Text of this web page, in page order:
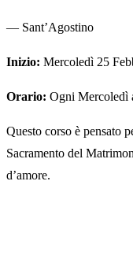
— Sant’Agostino
Inizio: Mercoledì 25
Orario: Ogni Mercoledì
Questo corso è pensato
Sacramento del
d’amore.